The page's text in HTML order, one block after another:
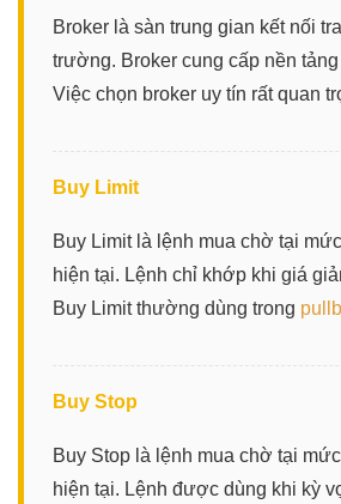
Broker là sàn trung gian kết nối
trường. Broker cung cấp nền
Việc chọn broker uy tín rất quan
Buy Limit
Buy Limit là lệnh mua chờ tại
hiện tại. Lệnh chỉ khớp khi giá
Buy Limit thường dùng trong
Buy Stop
Buy Stop là lệnh mua chờ tại
hiện tại. Lệnh được dùng khi kỳ